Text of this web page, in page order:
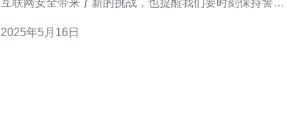
互联网安全带来了新的挑战，也提醒我们要时刻保持警
析或者其他手段，将用户请求重定向到恶意服务器上，从
2025年5月16日